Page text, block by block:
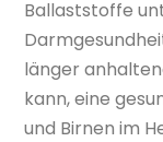
Ballaststoffe
länger
kann, eine
und Birnen im